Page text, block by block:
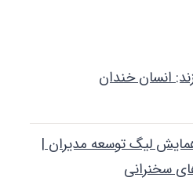
خندان
توسعه مدیران |